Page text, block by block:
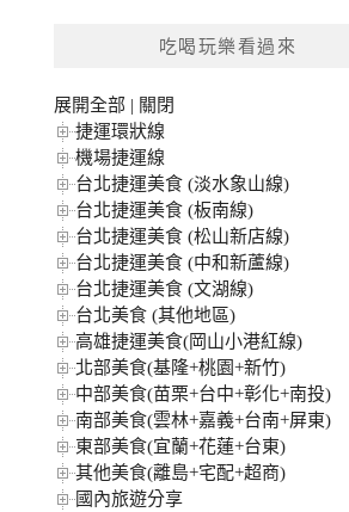
吃喝玩樂看過來
展開全部 | 關閉
捷運環狀線
機場捷運線
台北捷運美食 (淡水象山線)
台北捷運美食 (板南線)
台北捷運美食 (松山新店線)
台北捷運美食 (中和新蘆線)
台北捷運美食 (文湖線)
台北美食 (其他地區)
高雄捷運美食(岡山小港紅線)
北部美食(基隆+桃園+新竹)
中部美食(苗栗+台中+彰化+南投)
南部美食(雲林+嘉義+台南+屏東)
東部美食(宜蘭+花蓮+台東)
其他美食(離島+宅配+超商)
國內旅遊分享